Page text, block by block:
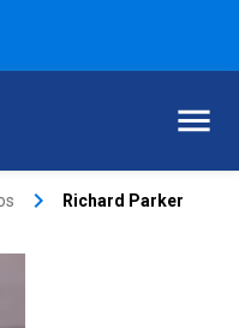
keyboard_arrow_right Richard Parker